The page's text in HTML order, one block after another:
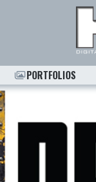
PORTFOLIOS